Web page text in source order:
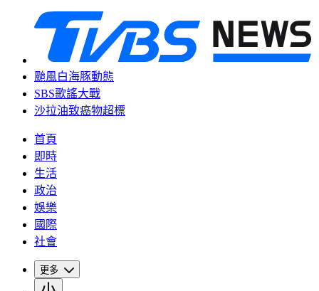
颱風白海豚動態
SBS歌謠大戰
沙拉油致癌物超標
首頁
即時
生活
政治
娛樂
國際
社會
更多